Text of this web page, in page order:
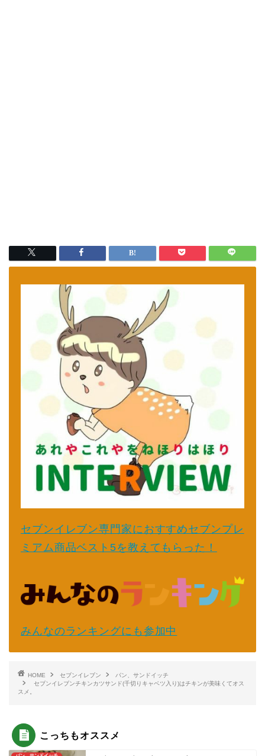
セブンイレブン専門家におすすめセブンプレ
ミアム商品ベスト5を教えてもらった！
みんなのランキングにも参加中
HOME セブンイレブン
パン、サンドイッチ
セブンイレブンチキンカツサンド(千切りキャベツ入り)はチキンが美味くてオス
スメ。
こっちもオススメ